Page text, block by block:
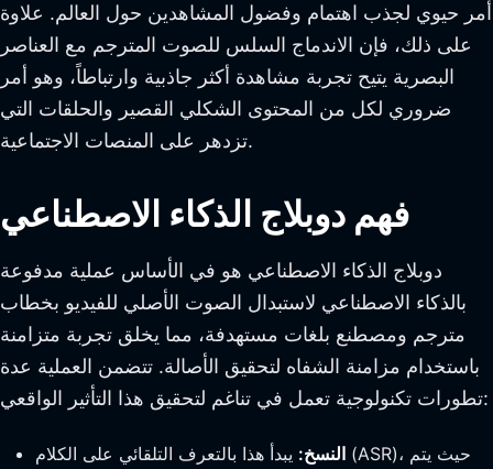
أمر حيوي لجذب اهتمام وفضول المشاهدين حول العالم. علاوة
على ذلك، فإن الاندماج السلس للصوت المترجم مع العناصر
البصرية يتيح تجربة مشاهدة أكثر جاذبية وارتباطاً، وهو أمر
ضروري لكل من المحتوى الشكلي القصير والحلقات التي
تزدهر على المنصات الاجتماعية.
فهم دوبلاج الذكاء الاصطناعي
دوبلاج الذكاء الاصطناعي هو في الأساس عملية مدفوعة
بالذكاء الاصطناعي لاستبدال الصوت الأصلي للفيديو بخطاب
مترجم ومصطنع بلغات مستهدفة، مما يخلق تجربة متزامنة
باستخدام مزامنة الشفاه لتحقيق الأصالة. تتضمن العملية عدة
تطورات تكنولوجية تعمل في تناغم لتحقيق هذا التأثير الواقعي:
النسخ: يبدأ هذا بالتعرف التلقائي على الكلام (ASR)، حيث يتم